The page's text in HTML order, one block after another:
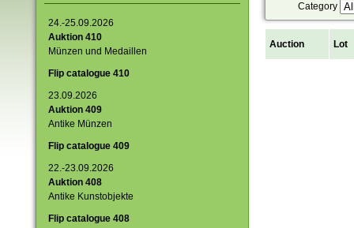
24.-25.09.2026
Auktion 410
Münzen und Medaillen
Flip catalogue 410
23.09.2026
Auktion 409
Antike Münzen
Flip catalogue 409
22.-23.09.2026
Auktion 408
Antike Kunstobjekte
Flip catalogue 408
Category
Auction Lot